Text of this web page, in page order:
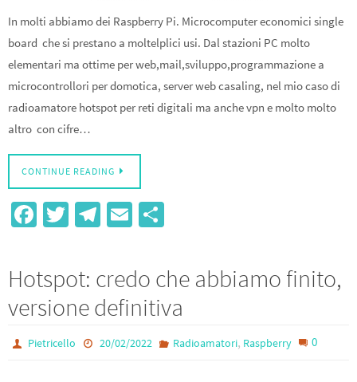
In molti abbiamo dei Raspberry Pi. Microcomputer economici single
board che si prestano a moltelplici usi. Dal stazioni PC molto
elementari ma ottime per web,mail,sviluppo,programmazione a
microcontrollori per domotica, server web casaling, nel mio caso di
radioamatore hotspot per reti digitali ma anche vpn e molto molto
altro con cifre…
CONTINUE READING
Fa
b
o
o
k
T
tt
er
Te
a
m
E
ail
ar
e
Hotspot: credo che abbiamo finito,
versione definitiva
Pietricello 20/02/2022 Radioamatori, Raspberry 0